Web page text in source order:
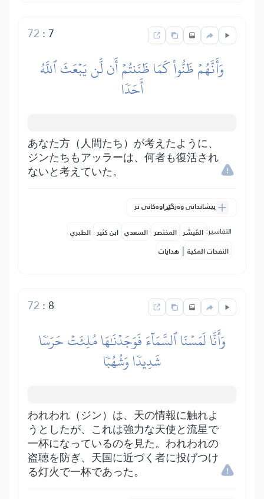
7
:
72
وَأَنَّهُمۡ ظَنُّواْ كَمَا ظَنَنتُمۡ أَن لَّن يَبۡعَثَ ٱللَّهُ
أَحَدٗا
あなた方（人間たち）が考えたように、
ジンたちもアッラーは、何者も復活され
ないと考えていた。
پیشاندانی وەرگێڕاوەکانی تر
التفاسير: المُيسَّر المختصر السعدي ابن كثير الطبري
النفحات المكية | هدايات
8
:
72
وَأَنَّا لَمَسۡنَا ٱلسَّمَآءَ فَوَجَدۡنَٰهَا مُلِئَتۡ حَرَسٗا
شَدِيدٗا وَشُهُبٗا
われわれ（ジン）は、天の情報に触れよ
うとしたが、これは強力な天使と流星で
一杯になっているのを見た。われわれの
盗聴を防ぎ、天国に近づく者に投げつけ
る灯火で一杯であった。